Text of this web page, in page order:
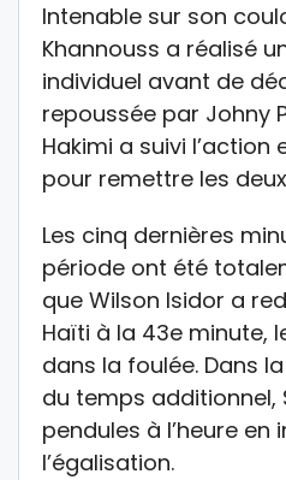
Intenable sur son
Khannouss a réalisé
individuel avant de
repoussée par Johny
Hakimi a suivi l’action
pour remettre les
Les cinq dernières
période ont été
que Wilson Isidor a
Haïti à la 43e minute,
dans la foulée. Dans
du temps additionnel,
pendules à l’heure
l’égalisation.